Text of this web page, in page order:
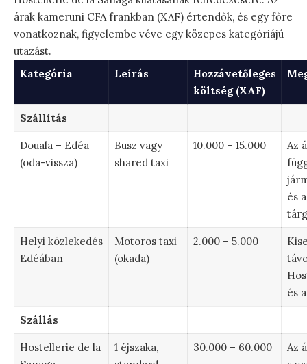
árak kameruni CFA frankban (XAF) értendők, és egy főre
vonatkoznak, figyelembe véve egy közepes kategóriájú
utazást.
Kategória
Leírás
Hozzávetőleges
költség (XAF)
Szállítás
Douala – Edéa
(oda-vissza)
Busz vagy
shared taxi
10.000 – 15.000
Az
és a
Helyi közlekedés
Edéában
Motoros taxi
(okada)
2.000 – 5.000
és
Szállás
Hostellerie de la
1 éjszaka,
30.000 – 60.000
Az